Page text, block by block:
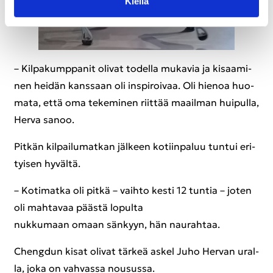
– Kil­pa­kump­pa­nit oli­vat to­del­la mu­ka­via ja ki­saa­mi­
nen hei­dän kans­saan oli ins­pi­roi­vaa. Oli hie­noa huo­
ma­ta, että oma te­ke­mi­nen riit­tää maa­il­man hui­pul­la,
Herva sanoo.
Pit­kän kil­pai­lu­mat­kan jäl­keen ko­tiin­pa­luu tun­tui eri­
tyi­sen hy­väl­tä.
– Ko­ti­mat­ka oli pitkä – vaih­to kesti 12 tun­tia – joten
oli mah­ta­vaa pääs­tä lo­pul­ta
nuk­ku­maan omaan sän­kyyn, hän nau­rah­taa.
Cheng­dun kisat oli­vat tär­keä askel Juho Her­van ural­
la, joka on vah­vas­sa nousus­sa.